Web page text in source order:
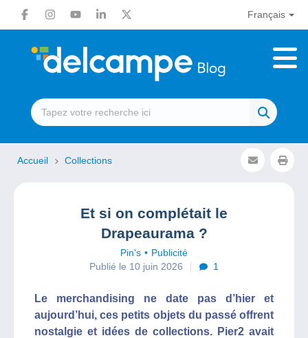
Français
Accueil Collections
Et si on complétait le
Drapeaurama ?
Pin's
Publicité
Publié le 10 juin 2026
1
Le merchandising ne date pas d’hier et
aujourd’hui, ces petits objets du passé offrent
nostalgie et idées de collections. Pier2 avait